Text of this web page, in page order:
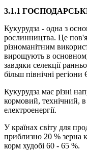
3.1.1
Кукурудза - одна з
рослинництва. Це
різноманітним
вирощують в
завдяки селекції
більш північні
Кукурудза має різні
кормовий, технічний, в
електроенергії.
У країнах світу для
при­близно 20 % зерна
корм ху­добі 60 - 65 %.